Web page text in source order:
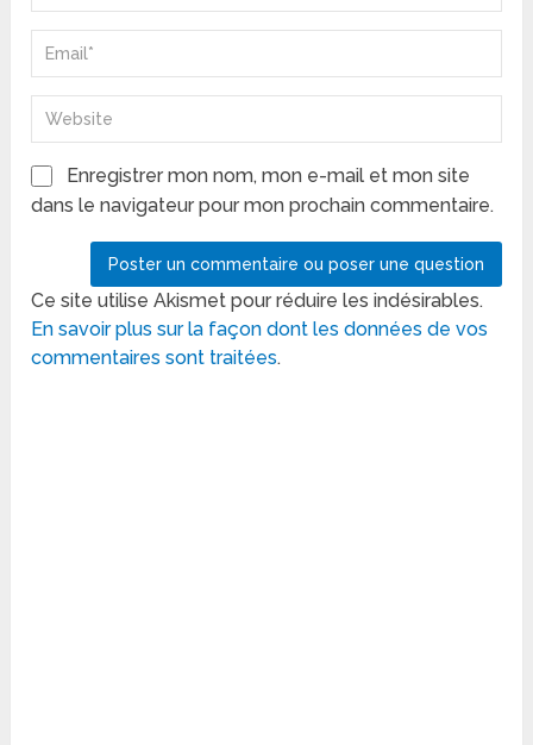
Enregistrer mon nom, mon e-mail et mon site
dans le navigateur pour mon prochain commentaire.
Ce site utilise Akismet pour réduire les indésirables.
En savoir plus sur la façon dont les données de vos
commentaires sont traitées.